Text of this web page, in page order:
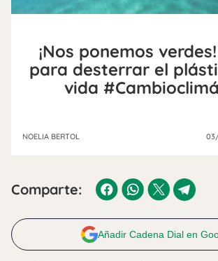
¡Nos ponemos
para desterrar el
vida
NOELIA BERTOL
Comparte:
Añadir Cadena Dial en